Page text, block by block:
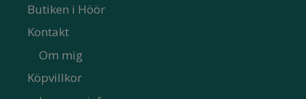
Butiken i Höör
Kontakt
Om mig
Köpvillkor